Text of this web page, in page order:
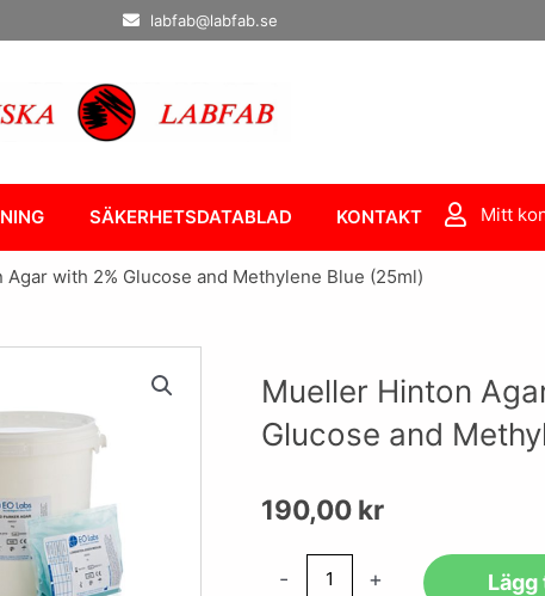
labfab@labfab.se
SÄKERHETSDATABLAD KONTAKT Mitt
with 2% Glucose and Methylene Blue (25ml)
Mueller Hinton
Glucose and
190,00 kr
- +